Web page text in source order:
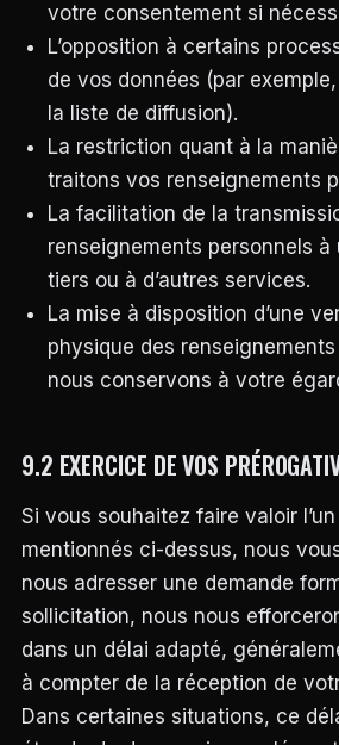
votre consentement si
L’opposition à certains
de vos données (par
la liste de diffusion).
La restriction quant à la
traitons vos renseignements
La facilitation de la
renseignements personnels à
tiers ou à d’autres services.
La mise à disposition d’une
physique des
nous conservons à votre
9.2 EXERCICE DE VOS
Si vous souhaitez faire valoir
mentionnés ci-dessus, nous
nous adresser une demande
sollicitation, nous nous
dans un délai adapté,
à compter de la réception de
Dans certaines situations, ce